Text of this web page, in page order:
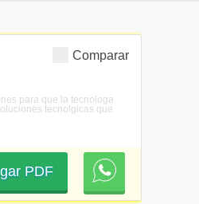
Comparar
para que la tecnologa
tecnolgicas que
PDF